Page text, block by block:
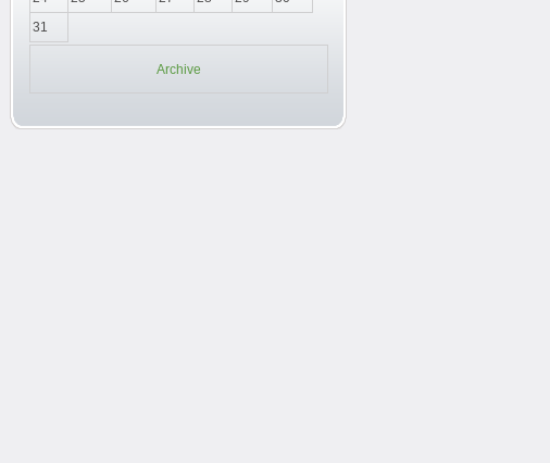
31
Archive